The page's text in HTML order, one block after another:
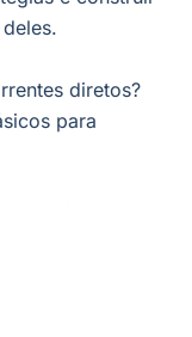
diretos?
para